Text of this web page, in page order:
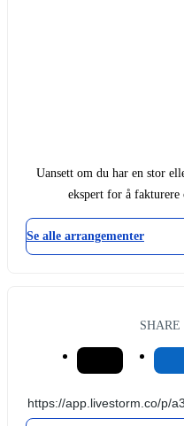
Uansett om du har en stor
ekspert for å fakturere
Se alle arrangementer